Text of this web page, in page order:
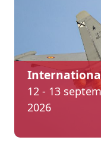
12 - 13
2026